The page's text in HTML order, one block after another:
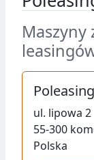
Maszyny
ul. lipowa 2
55-300
Polska